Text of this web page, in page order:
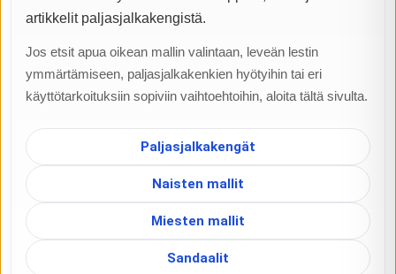
artikkelit paljasjalkakengistä.
Jos etsit apua oikean mallin valintaan, leveän lestin
ymmärtämiseen, paljasjalkakenkien hyötyihin tai eri
käyttötarkoituksiin sopiviin vaihtoehtoihin, aloita tältä sivulta.
Paljasjalkakengät
Naisten mallit
Miesten mallit
Sandaalit